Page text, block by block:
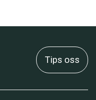
Tips oss